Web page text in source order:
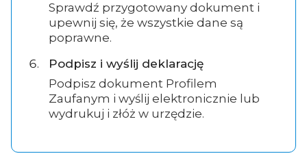
Sprawdź przygotowany dokument i
upewnij się, że wszystkie dane są
poprawne.
Podpisz i wyślij deklarację
Podpisz dokument Profilem
Zaufanym i wyślij elektronicznie lub
wydrukuj i złóż w urzędzie.